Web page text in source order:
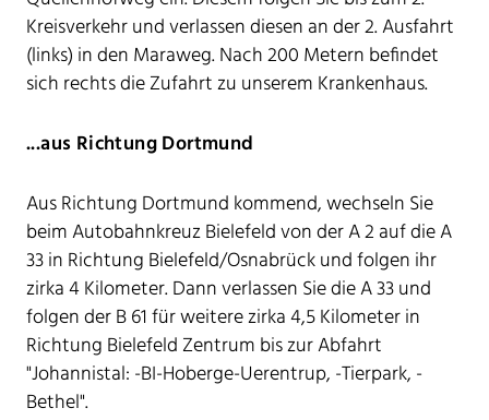
Kreisverkehr und verlassen diesen an der 2. Ausfahrt
(links) in den Maraweg. Nach 200 Metern befindet
sich rechts die Zufahrt zu unserem Krankenhaus.
...aus Richtung Dortmund
Aus Richtung Dortmund kommend, wechseln Sie
beim Autobahnkreuz Bielefeld von der A 2 auf die A
33 in Richtung Bielefeld/Osnabrück und folgen ihr
zirka 4 Kilometer. Dann verlassen Sie die A 33 und
folgen der B 61 für weitere zirka 4,5 Kilometer in
Richtung Bielefeld Zentrum bis zur Abfahrt
"Johannistal: -BI-Hoberge-Uerentrup, -Tierpark, -
Bethel".